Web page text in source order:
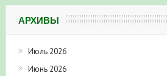
АРХИВЫ
Июль 2026
Июнь 2026